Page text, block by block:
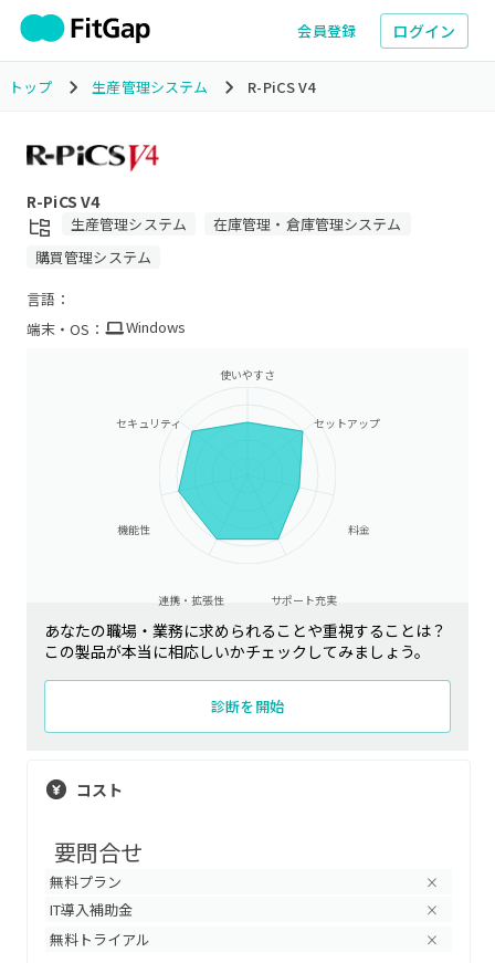
会員登録 ログイン
トップ 生産管理システム R-PiCS V4
R-PiCS V4
生産管理システム
在庫管理・倉庫管理システム
購買管理システム
言語：
端末・OS：
Windows
使いやすさ
セットアップ
料金
サポート充実
連携・拡張性
機能性
セキュリティ
あなたの職場・業務に求められることや重視することは？
この製品が本当に相応しいかチェックしてみましょう。
診断を開始
コスト
要問合せ
無料プラン ×
IT導入補助金 ×
無料トライアル ×